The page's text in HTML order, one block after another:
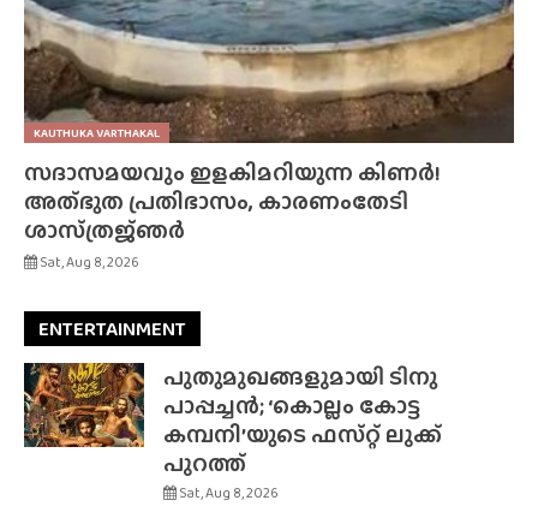
KAUTHUKA VARTHAKAL
സദാസമയവും ഇളകിമറിയുന്ന കിണർ!
അത്‌ഭുത പ്രതിഭാസം, കാരണംതേടി
ശാസ്‌ത്രജ്‌ഞർ
Sat, Aug 8, 2026
ENTERTAINMENT
പുതുമുഖങ്ങളുമായി ടിനു
പാപ്പച്ചൻ; ‘കൊല്ലം കോട്ട
കമ്പനി’യുടെ ഫസ്‌റ്റ് ലുക്ക്
പുറത്ത്
Sat, Aug 8, 2026